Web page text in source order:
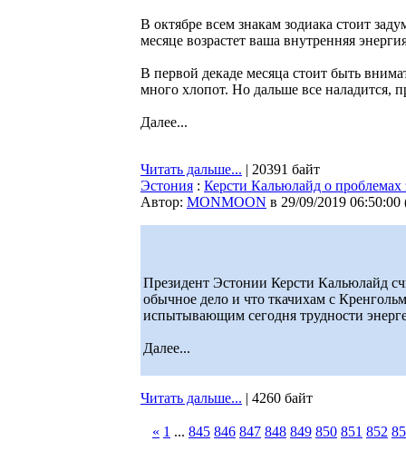
В октябре всем знакам зодиака стоит
месяце возрастет ваша внутренняя
В первой декаде месяца стоит быть
много хлопот. Но дальше все наладится,
Далее...
Читать дальше... | 20391 байт
Эстония : Керсти Кальюлайд о проблемах
Автор: MONMOON в 29/09/2019 06:50:00
Президент Эстонии Керсти Кальюлайд
обычное дело и что ткачихам с
испытывающим сегодня трудности
Далее...
Читать дальше... | 4260 байт
« 1 ... 845 846 847 848 849 850 851 852